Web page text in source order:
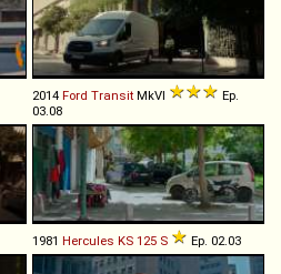
2014 Ford Transit MkVI
Ep.
03.08
1981 Hercules KS 125 S Ep. 02.03